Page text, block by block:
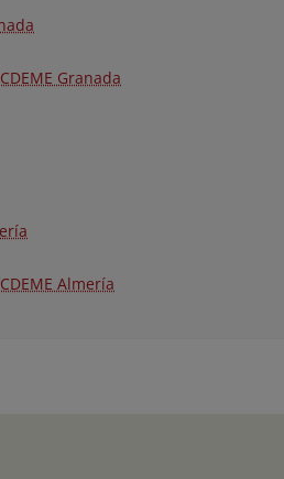
Granada
Almería